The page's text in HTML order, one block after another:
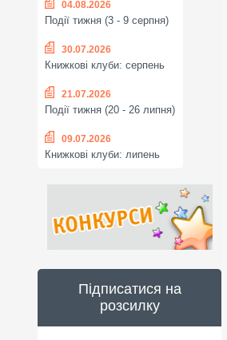
04.08.2026
Події тижня (3 - 9 серпня)
30.07.2026
Книжкові клуби: серпень
21.07.2026
Події тижня (20 - 26 липня)
09.07.2026
Книжкові клуби: липень
Підписатися на
розсилку